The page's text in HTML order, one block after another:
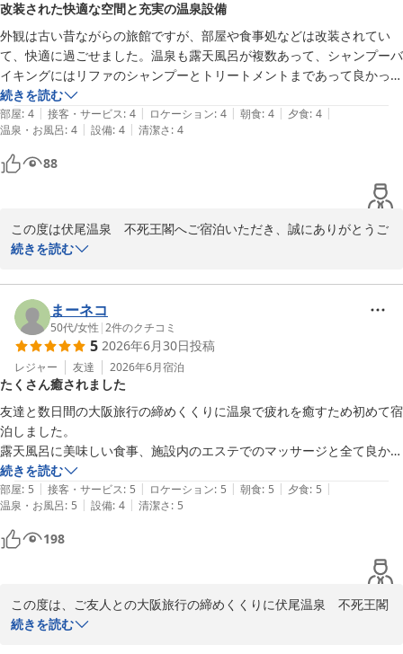
また、お食事につきましても、鮎の塩焼きやデザート、朝食バイキ
ングのおにぎりなど、細部までお楽しみいただけた様子が伝わり、
調理スタッフも大変喜んでおります。
建物は歴史を重ねておりますが、お客様に心地よくお過ごしいただ
けるよう、これからも清潔感の維持に努めてまいります。
「また必ず宿泊にきます」とのお言葉、何よりの励みとなります。
次回のお越しを、スタッフ一同心よりお待ち申し上げております。
またお会いできる日を楽しみにしております。
伏尾温泉 不死王閣
2026-07-19
改装された快適な空間と充実の温泉設備
外観は古い昔ながらの旅館ですが、部屋や食事処などは改装されてい
て、快適に過ごせました。温泉も露天風呂が複数あって、シャンプーバ
イキングにはリファのシャンプーとトリートメントまであって良かった
です。お部屋はコンパクトですが落ち着いて過ごせました。難点は部屋
がユニットバスでトイレと洗面が一緒で使い難らいことでした。可能な
らトイレと洗面が別であれば良かったと思いました。
続きを読む
部屋: 4 | 接客・サービス: 4 | ロケーション: 4 | 朝食: 4 | 夕食: 4 |
温泉・お風呂: 4 | 設備: 4 | 清潔さ: 4
88
この度は伏尾温泉　不死王閣へご宿泊いただき、誠にありがとうご
ざいました。
館内の改装箇所につきましてお褒めのお言葉をいただき、大変嬉し
く存じます。また、当館自慢の温泉やシャンプーバイキングにつき
ましても、ご満足いただけたご様子で何よりでございます。
一方で、客室のユニットバスに関しまして、ご不便をおかけし申し
訳ございませんでした。お客様からいただいた貴重なご意見は、今
後の施設改善の際の重要な参考とさせていただきます。客室設備の
利便性向上につきましては、今後の参考にさせていただきます。
至らぬ点もございましたが、当館での滞在がお客様にとって快適な
ものとなりましたら幸いです。またお近くにお越しの際は、ぜひ当
館をご利用ください。スタッフ一同、心よりお待ち申し上げており
ます。
2026-07-12
続きを読む
まーネコ
50代/女性 |2件のクチコミ
5 2026年6月30日投稿
レジャー 友達 2026年6月宿泊
たくさん癒されました
友達と数日間の大阪旅行の締めくくりに温泉で疲れを癒すため初めて宿
泊しました。
露天風呂に美味しい食事、施設内のエステでのマッサージと全て良かっ
たです‼このマッサージでは足の疲れが吹っ飛びました(^^)友達も体が
軽くなり楽になったと感動し喜んでいました！（ちなみにロビーにある
有料のマッサージチェアも想像以上にパワーがあって気持ち良い＆楽し
かったです）
夕飯での際は写真を撮ろとしたところ、すぐスタッフの方が快くお声掛
友達との、料理を目の前にした写真を撮ってくださって嬉しかったで
す。
スタッフ皆さんが色々と配慮ある丁寧な接客で素晴らしいです。
続きを読む
部屋: 5 | 接客・サービス: 5 | ロケーション: 5 | 朝食: 5 | 夕食: 5 |
温泉・お風呂: 5 | 設備: 4 | 清潔さ: 5
198
この度は、ご友人との大阪旅行の締めくくりに伏尾温泉　不死王閣
をお選びいただき、誠にありがとうございます。
続きを読む